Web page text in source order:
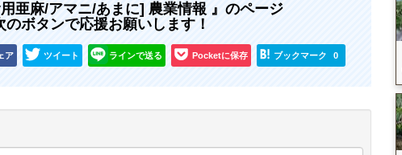
亜麻/アマニ/あまに] 農業情報 』のページ
ボタンで応援お願いします！
ア ツイート ラインで送る Pocketに保存 ブックマーク 0